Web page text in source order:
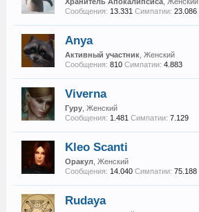
Сообщения: 13.331 Симпатии: 23.086
Anya
Активный участник, Женский
Сообщения: 810 Симпатии: 4.883
Viverna
Гуру, Женский
Сообщения: 1.481 Симпатии: 7.129
Kleo Scanti
Оракул, Женский
Сообщения: 14.040 Симпатии: 75.188
Rudaya